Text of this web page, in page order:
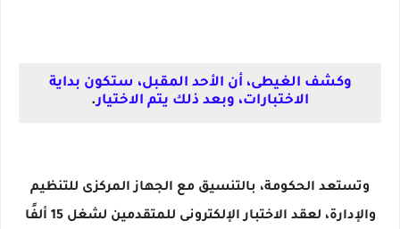
وكشف الغيطى، أن الأحد المقبل، ستكون بداية
الاختبارات، وبعد ذلك يتم الاختيار.
وتستعد الحكومة، بالتنسيق مع الجهاز المركزى للتنظيم
والإدارة، لعقد الاختبار الإلكترونى للمتقدمين لشغل 15 ألفًا